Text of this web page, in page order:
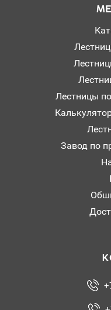
Лестницы
Завод по